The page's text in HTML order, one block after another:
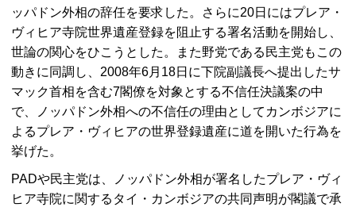
ッパドン外相の辞任を要求した。さらに20日にはプレア・
ヴィヒア寺院世界遺産登録を阻止する署名活動を開始し、
世論の関心をひこうとした。また野党である民主党もこの
動きに同調し、2008年6月18日に下院副議長へ提出したサ
マック首相を含む7閣僚を対象とする不信任決議案の中
で、ノッパドン外相への不信任の理由としてカンボジアに
よるプレア・ヴィヒアの世界登録遺産に道を開いた行為を
挙げた。
PADや民主党は、ノッパドン外相が署名したプレア・ヴィ
ヒア寺院に関するタイ・カンボジアの共同声明が閣議で承